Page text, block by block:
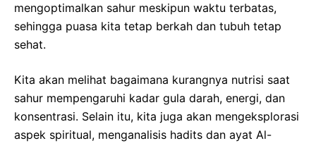
mengoptimalkan sahur meskipun waktu terbatas,
sehingga puasa kita tetap berkah dan tubuh tetap
sehat.
Kita akan melihat bagaimana kurangnya nutrisi saat
sahur mempengaruhi kadar gula darah, energi, dan
konsentrasi. Selain itu, kita juga akan mengeksplorasi
aspek spiritual, menganalisis hadits dan ayat Al-